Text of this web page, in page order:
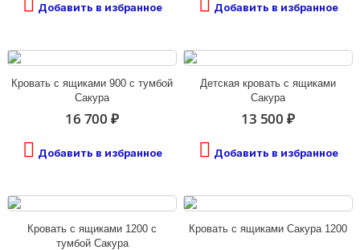
Добавить в избранное Добавить в избранное
Кровать с ящиками 900 с тумбой
Сакура
16 700 ₽
Добавить в избранное
Детская кровать с ящиками
Сакура
13 500 ₽
Добавить в избранное
Кровать с ящиками 1200 с
тумбой Сакура
Кровать с ящиками Сакура 1200